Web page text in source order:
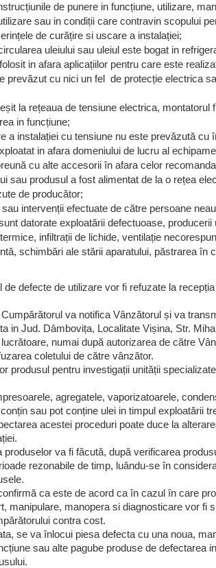
de punere in funcțiune, utilizare,
sau in condiții care contravin scopului
de curățire si uscare a instalației;
uleiului sau uleiul este bogat in
in afara aplicațiilor pentru care este
prevăzut cu nici un fel de protecție electrica
la rețeaua de tensiune electrica,
in funcțiune;
a instalației cu tensiune nu este prevăzută cu
in afara domeniului de lucru al
cu alte accesorii în afara celor
sau produsul a fost alimentat de la o rețea
de producător;
intervenții efectuate de către persoane
datorate exploatării defectuoase,
infiltrații de lichide, ventilație
schimbări ale stării aparatului, păstrarea în
de defecte de utilizare vor fi refuzate la
va notifica Vânzătorul și va
in Jud. Dâmbovița, Localitate Vișina, Str.
numai după autorizarea de către
coletului de către vânzător.
produsul pentru investigații unității
agregatele, vaporizatoarele,
sau pot conține ulei in timpul exploatării
acestei proceduri poate duce la
va fi făcută, după verificarea
rezonabile de timp, luându-se în
ca este de acord ca în cazul în care
manipulare, manopera si diagnosticare vor fi
contra cost.
se va înlocui piesa defecta cu una noua,
sau alte pagube produse de defectarea